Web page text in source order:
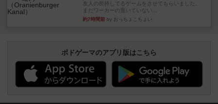
友人の所持してるゲームをさせてもらいました。
まだワーカーの置いていない...
約7時間前 by おっちょこちょい
ボドゲーマのアプリ版はこちら